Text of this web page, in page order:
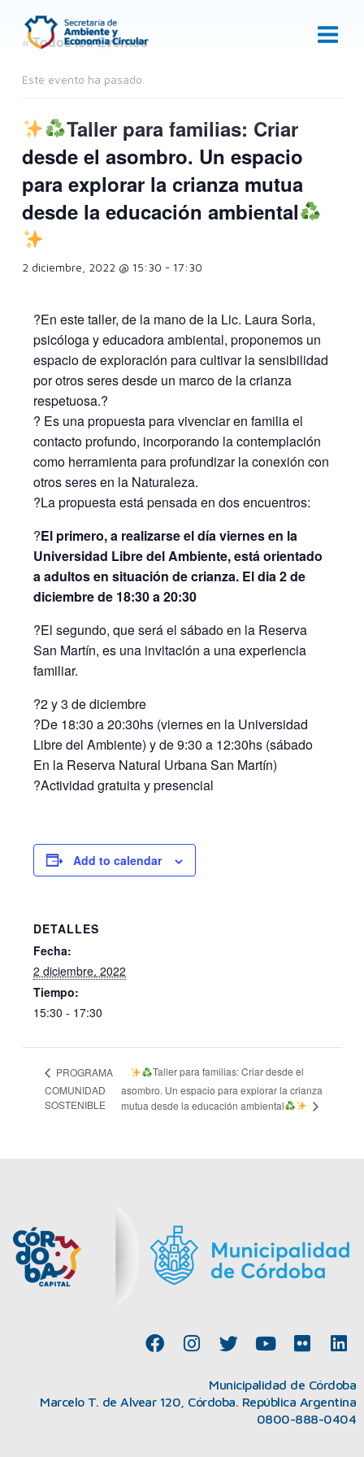
contenido
« Todos los Eventos
Este evento ha pasado.
Taller para familias: Criar
desde el asombro. Un espacio
para explorar la crianza mutua
desde la educación ambiental
2 diciembre, 2022 @ 15:30 - 17:30
?En este taller, de la mano de la Lic. Laura Soria,
psicóloga y educadora ambiental, proponemos un
espacio de exploración para cultivar la sensibilidad
por otros seres desde un marco de la crianza
respetuosa.?
? Es una propuesta para vivenciar en familia el
contacto profundo, incorporando la contemplación
como herramienta para profundizar la conexión con
otros seres en la Naturaleza.
?La propuesta está pensada en dos encuentros:
?El primero, a realizarse el día viernes en la
Universidad Libre del Ambiente, está orientado
a adultos en situación de crianza. El dia 2 de
diciembre de 18:30 a 20:30
?El segundo, que será el sábado en la Reserva
San Martín, es una invitación a una experiencia
familiar.
?2 y 3 de diciembre
?De 18:30 a 20:30hs (viernes en la Universidad
Libre del Ambiente) y de 9:30 a 12:30hs (sábado
En la Reserva Natural Urbana San Martín)
?Actividad gratuita y presencial
Add to calendar
DETALLES
Fecha:
2 diciembre, 2022
Tiempo:
15:30 - 17:30
PROGRAMA
COMUNIDAD
SOSTENIBLE
Taller para familias: Criar desde el
asombro. Un espacio para explorar la crianza
mutua desde la educación ambiental
F
a
b
I
n
a
T
w
t
t
Y
o
t
u
b
F
l
c
k
r
L
i
k
e
d
Municipalidad de Córdoba
Marcelo T. de Alvear 120, Córdoba. República Argentina
0800-888-0404